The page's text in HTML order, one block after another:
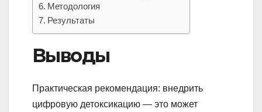
Методология
Результаты
Выводы
Практическая рекомендация: внедрить
цифровую детоксикацию — это может